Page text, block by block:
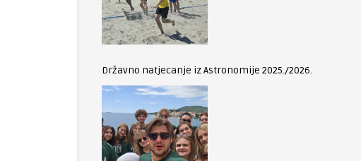
Državno natjecanje iz Astronomije 2025./2026.